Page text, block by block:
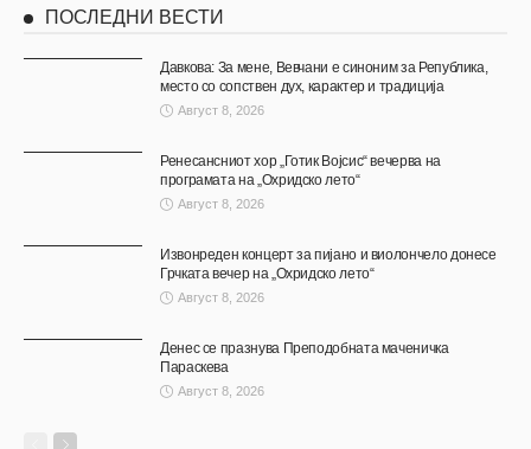
ПОСЛЕДНИ ВЕСТИ
Давкова: За мене, Вевчани е синоним за Република,
место со сопствен дух, карактер и традиција
Август 8, 2026
Ренесансниот хор „Готик Војсис“ вечерва на
програмата на „Охридско лето“
Август 8, 2026
Извонреден концерт за пијано и виолончело донесе
Грчката вечер на „Охридско лето“
Август 8, 2026
Денес се празнува Преподобната маченичка
Параскева
Август 8, 2026